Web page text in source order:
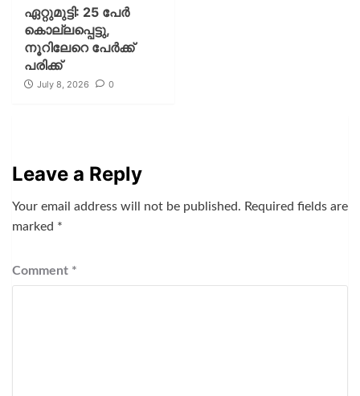
ഏറ്റുമുട്ടി: 25 പേര്‍
കൊല്ലപ്പെട്ടു,
നൂറിലേറെ പേര്‍ക്ക്
പരിക്ക്
July 8, 2026 0
Leave a Reply
Your email address will not be published. Required fields are
marked *
Comment *